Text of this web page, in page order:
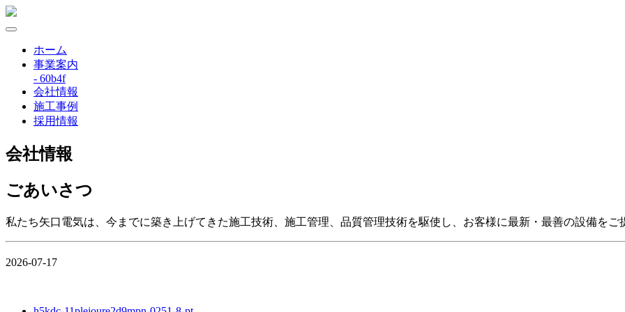
ホーム
事業案内
- 60b4f
会社情報
施工事例
採用情報
会社情報
ごあいさつ
私たち矢口電気は、今までに築き上げてきた施工技術、施工管理、品質管理技術を駆使し、お客様に最新・最善の設備をご
2026-07-17